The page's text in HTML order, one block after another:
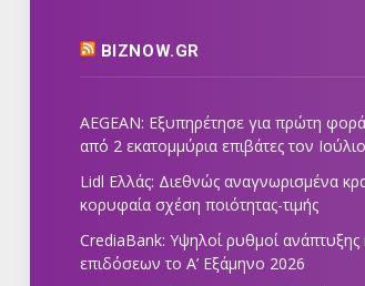
BIZNOW.GR
AEGEAN: Εξυπηρέτησε για πρώτη
από 2 εκατομμύρια επιβάτες τον
Lidl Ελλάς: Διεθνώς αναγνωρισμένα
κορυφαία σχέση ποιότητας-τιμής
CrediaBank: Υψηλοί ρυθμοί ανάπτυξης
επιδόσεων το Α’ Εξάμηνο 2026